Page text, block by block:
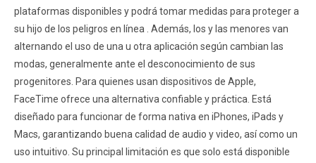
plataformas disponibles y podrá tomar medidas para proteger a
su hijo de los peligros en línea . Además, los y las menores van
alternando el uso de una u otra aplicación según cambian las
modas, generalmente ante el desconocimiento de sus
progenitores. Para quienes usan dispositivos de Apple,
FaceTime ofrece una alternativa confiable y práctica. Está
diseñado para funcionar de forma nativa en iPhones, iPads y
Macs, garantizando buena calidad de audio y video, así como un
uso intuitivo. Su principal limitación es que solo está disponible